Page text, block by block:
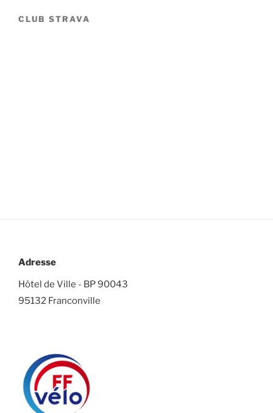
CLUB STRAVA
Adresse
Hôtel de Ville - BP 90043
95132 Franconville